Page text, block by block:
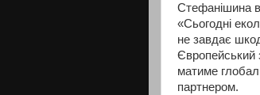
Стефанішина
«Сьогодні
не завдає
Європейський
матиме
партнером.